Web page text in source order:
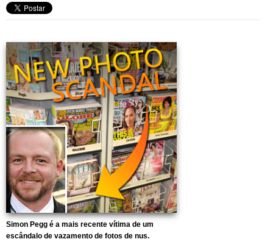
Simon Pegg é a mais recente vítima de um
escândalo de vazamento de fotos de nus.